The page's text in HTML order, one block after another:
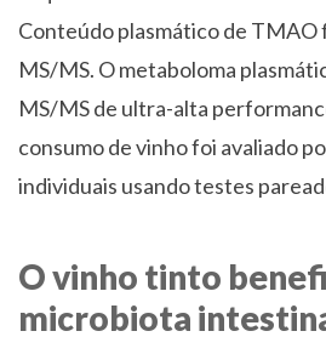
Conteúdo plasmático de TMAO
MS/MS. O metaboloma
MS/MS de ultra-alta
consumo de vinho foi avaliado
individuais usando testes
O vinho tinto
microbiota